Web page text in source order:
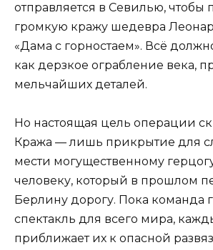
отправляется в Севилью, чтобы
громкую кражу шедевра
«Дама с горностаем». Всё
как дерзкое ограбление века,
мельчайших деталей.
Но настоящая цель операции
Кража — лишь прикрытие для
мести могущественному
человеку, который в прошлом
Берлину дорогу. Пока команда
спектакль для всего мира,
приближает их к опасной